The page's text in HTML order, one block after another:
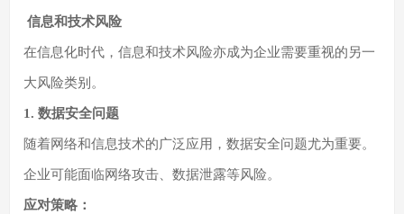
信息和技术风险
在信息化时代，信息和技术风险亦成为企业需要重视的另一
大风险类别。
1. 数据安全问题
随着网络和信息技术的广泛应用，数据安全问题尤为重要。
企业可能面临网络攻击、数据泄露等风险。
应对策略：